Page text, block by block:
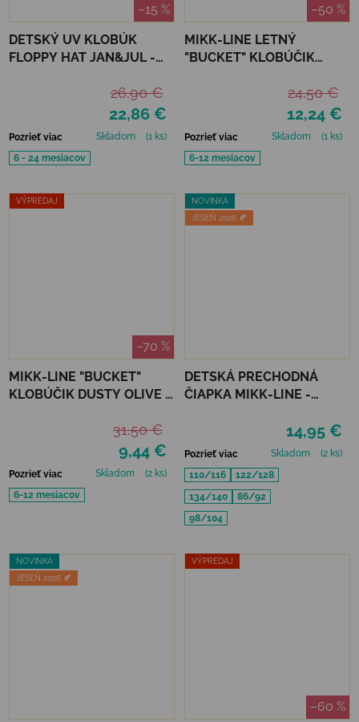
–15 %
DETSKÝ UV KLOBÚK
FLOPPY HAT JAN&JUL -
22,86 €
26,90 €
Pozrieť viac Skladom
(1 ks)
6 - 24 mesiacov
–50 %
MIKK-LINE LETNÝ
"BUCKET" KLOBÚČIK
12,24 €
24,50 €
Pozrieť viac Skladom
(1 ks)
6-12 mesiacov
VÝPREDAJ
–70 %
MIKK-LINE "BUCKET"
KLOBÚČIK DUSTY OLIVE -
9,44 €
31,50 €
Pozrieť viac Skladom
(2 ks)
6-12 mesiacov
NOVINKA
JESEŇ 2026 🍂
DETSKÁ PRECHODNÁ
ČIAPKA MIKK-LINE -
14,95 €
Pozrieť viac Skladom
(2 ks)
110/116
122/128
134/140
86/92
98/104
NOVINKA
JESEŇ 2026 🍂
VÝPREDAJ
–60 %